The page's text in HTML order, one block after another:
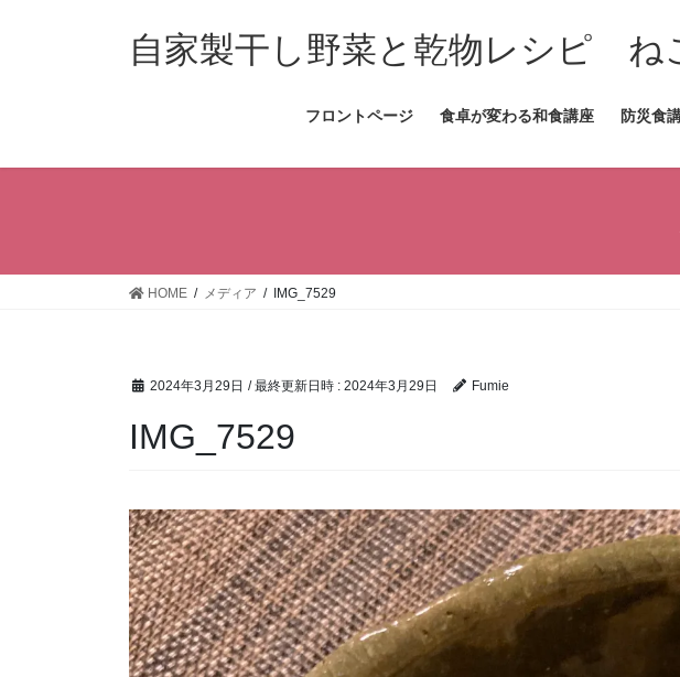
ス
ン
自家製干し野菜と乾物レシピ ね
フロントページ 食卓が変わる和食講座 防災食
HOME メディア IMG_7529
2024年3月29日 / 最終更新日時 : 2024年3月29日 Fumie
IMG_7529